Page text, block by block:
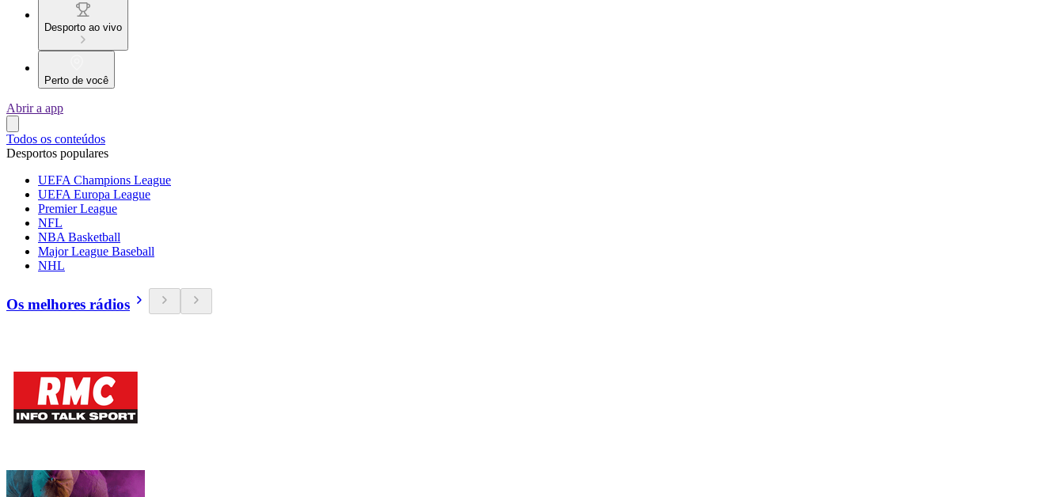
Desporto ao vivo
Perto de você
Abrir a app
Todos os conteúdos
Desportos populares
UEFA Champions League
UEFA Europa League
Premier League
NFL
NBA Basketball
Major League Baseball
NHL
Os melhores rádios